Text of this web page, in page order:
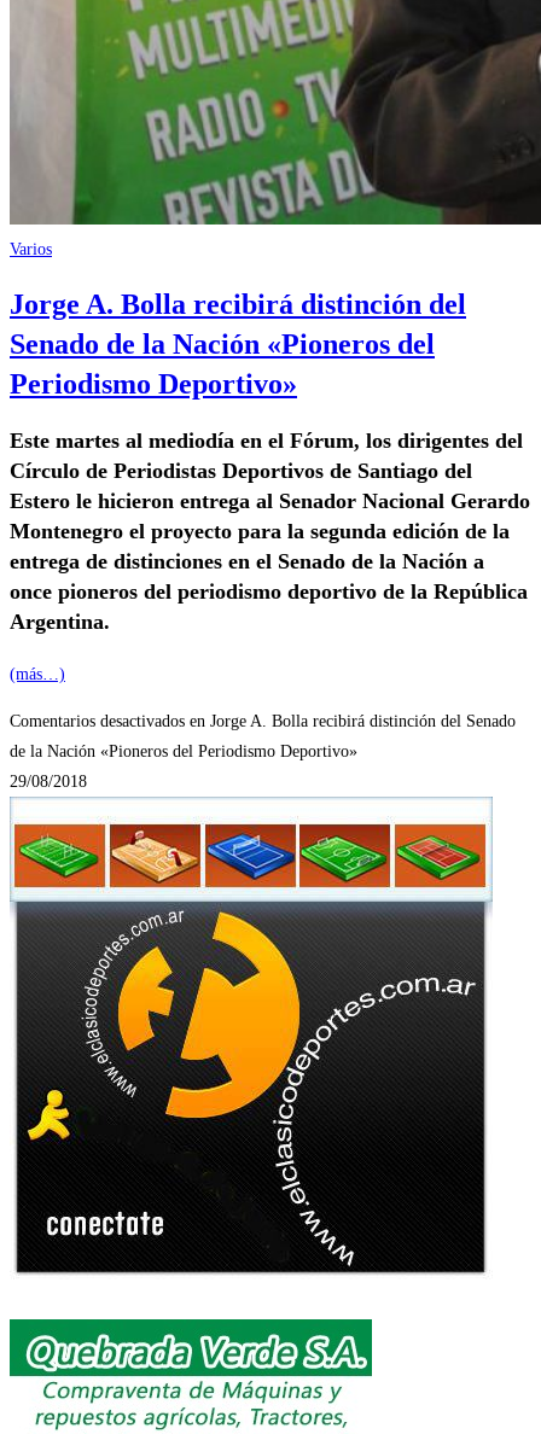
Varios
Jorge A. Bolla recibirá distinción del
Senado de la Nación «Pioneros del
Periodismo Deportivo»
Este martes al mediodía en el Fórum, los dirigentes del
Círculo de Periodistas Deportivos de Santiago del
Estero le hicieron entrega al Senador Nacional Gerardo
Montenegro el proyecto para la segunda edición de la
entrega de distinciones en el Senado de la Nación a
once pioneros del periodismo deportivo de la República
Argentina.
(más…)
Comentarios desactivados en Jorge A. Bolla recibirá distinción del Senado
de la Nación «Pioneros del Periodismo Deportivo»
29/08/2018